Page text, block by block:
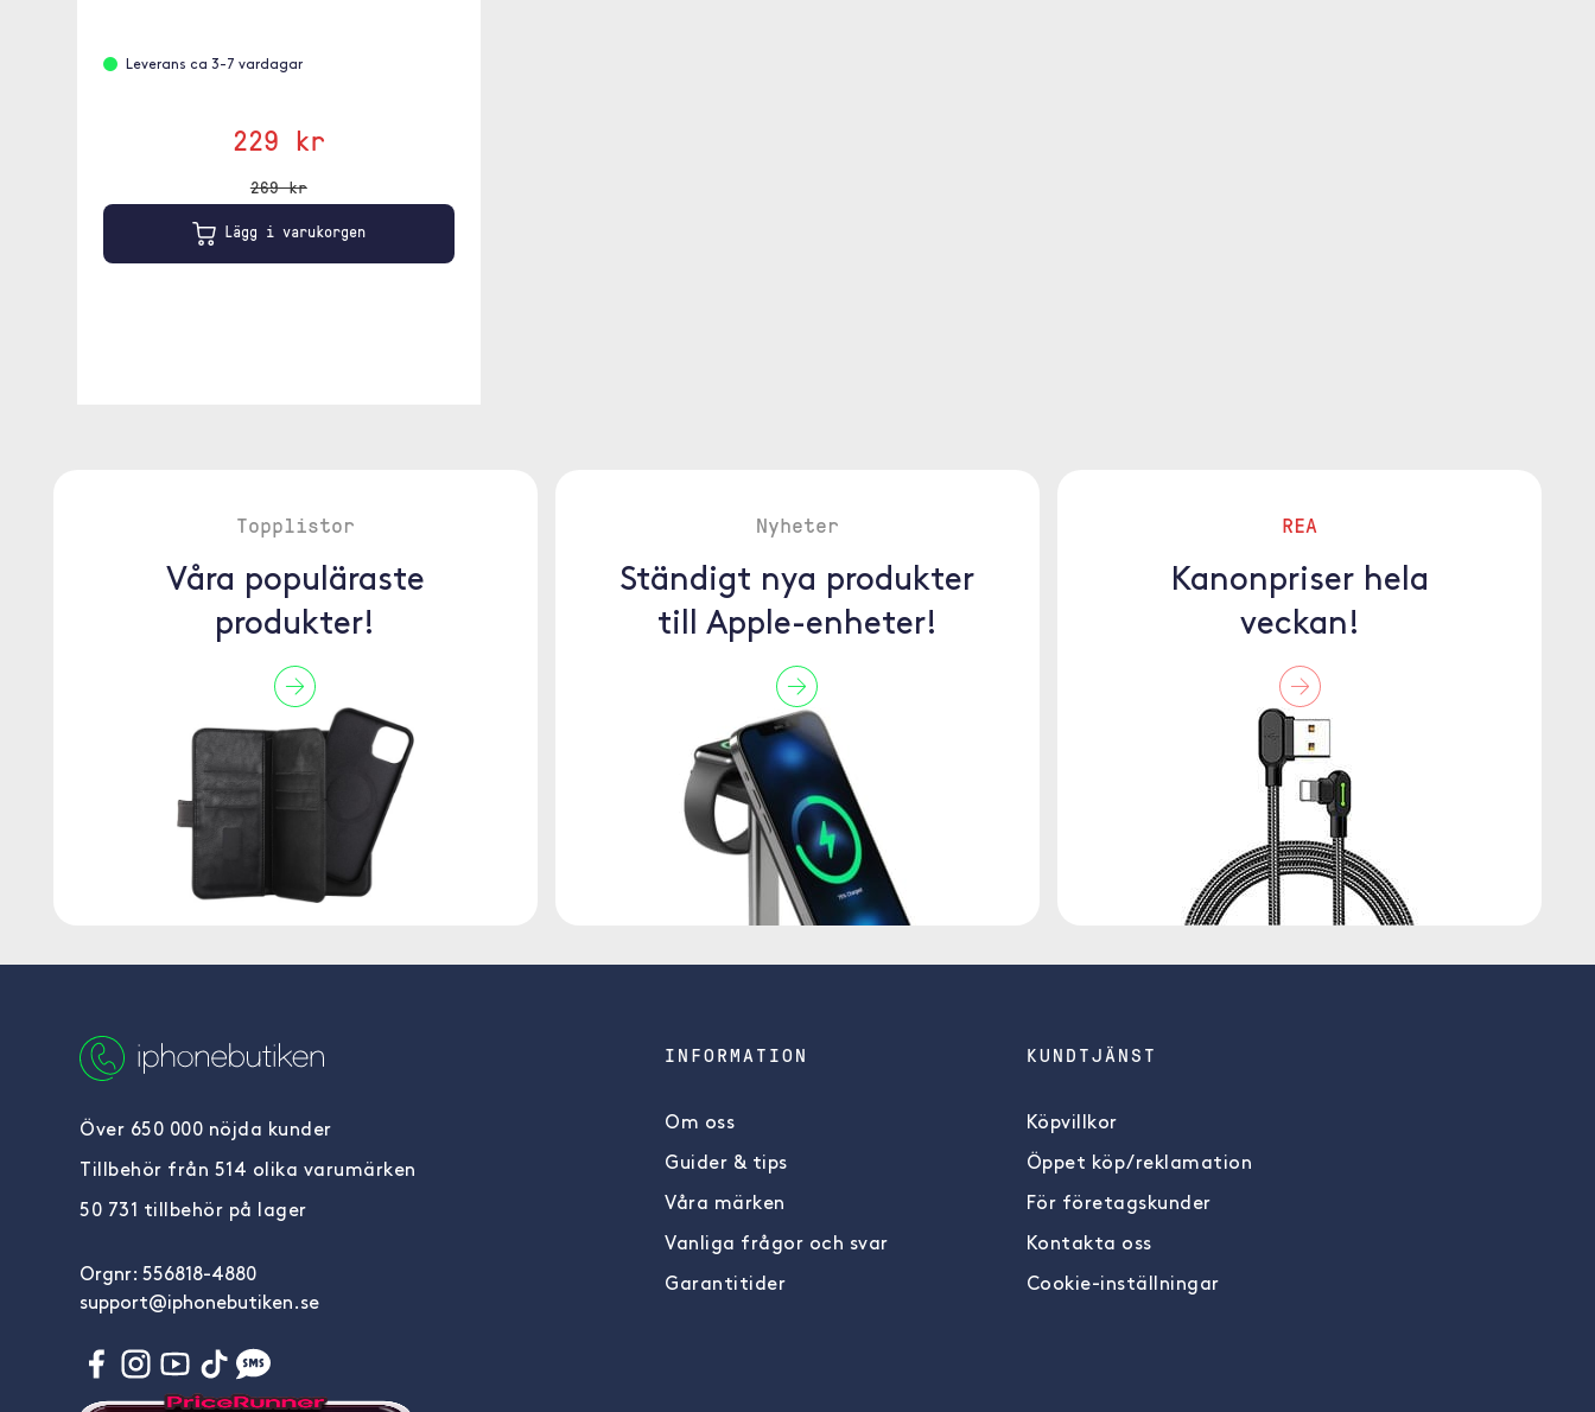
Leverans ca 3-7 vardagar
229 kr
269 kr
Lägg i varukorgen
Topplistor
Våra populäraste
produkter!
Nyheter
Ständigt nya produkter
till Apple-enheter!
REA
Kanonpriser hela
veckan!
Över 650 000 nöjda kunder
Tillbehör från 514 olika varumärken
50 731 tillbehör på lager
Orgnr: 556818-4880
support@iphonebutiken.se
INFORMATION
Om oss
Guider & tips
Våra märken
Vanliga frågor och svar
Garantitider
KUNDTJÄNST
Köpvillkor
Öppet köp/reklamation
För företagskunder
Kontakta oss
Cookie-inställningar